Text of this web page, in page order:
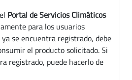
Portal de Servicios Climáticos
para los usuarios
se encuentra registrado, debe
el producto solicitado. Si
registrado, puede hacerlo de